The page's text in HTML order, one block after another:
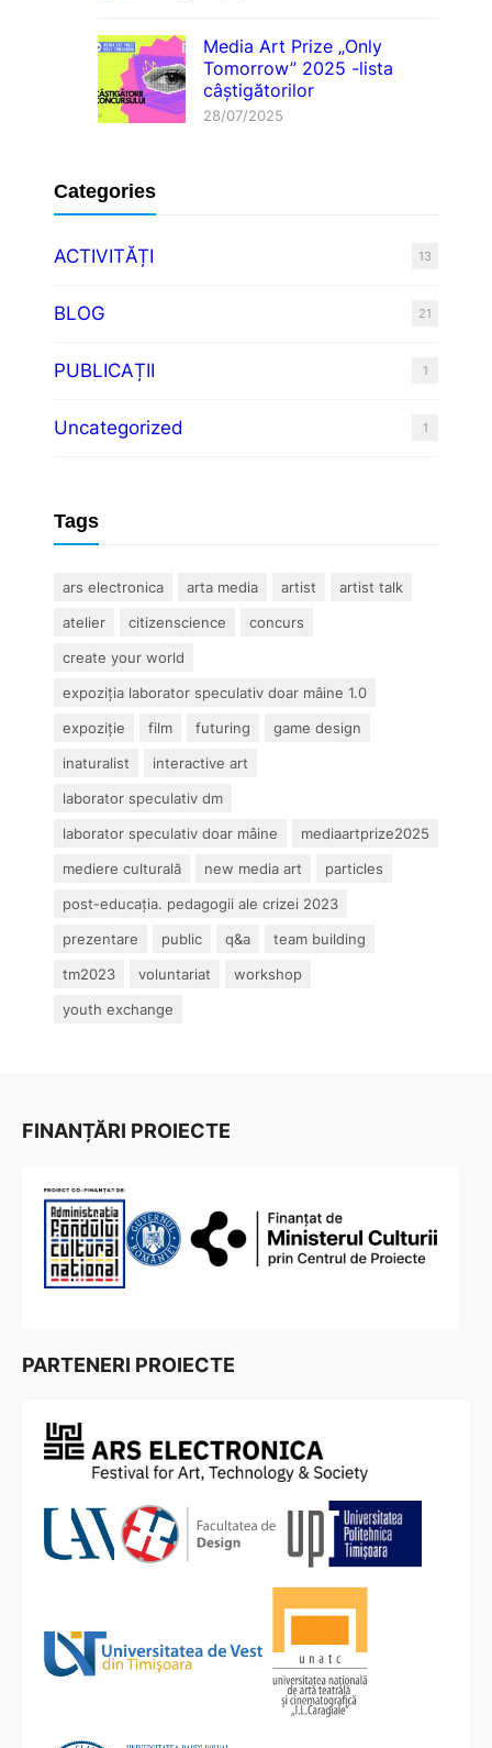
Media Art Prize „Only
Tomorrow” 2025 -lista
câștigătorilor
28/07/2025
Categories
ACTIVITĂȚI 13
BLOG 21
PUBLICAȚII 1
Uncategorized 1
Tags
ars electronica arta media artist
artist talk
atelier
citizenscience
concurs
create your world
expoziția laborator speculativ doar mâine 1.0
expoziție
film futuring
game design
inaturalist
interactive art
laborator speculativ dm
laborator speculativ doar mâine
mediaartprize2025
mediere culturală
new media art
particles
post-educația. pedagogii ale crizei 2023
prezentare
public q&a
team building
tm2023
voluntariat
workshop
youth exchange
FINANȚĂRI PROIECTE
PARTENERI PROIECTE